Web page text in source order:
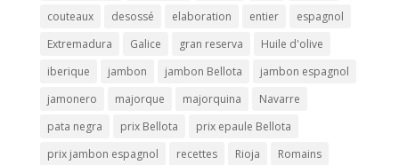
couteaux
desossé elaboration entier
espagnol
Extremadura
Galice gran reserva
Huile d'olive
iberique
jambon jambon Bellota
jambon espagnol
jamonero
majorque majorquina
Navarre
pata negra
prix Bellota
prix epaule Bellota
prix jambon espagnol
recettes Rioja
Romains